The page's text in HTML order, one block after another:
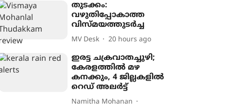
തുടക്കം:
വഴുതിപ്പോകാത്ത
വിസ്മയത്തുടർച്ച
MV Desk 20 hours ago
ഇരട്ട ചക്രവാതച്ചുഴി;
കേരളത്തിൽ മഴ
കനക്കും, 4 ജില്ലകളിൽ
റെഡ് അലർട്ട്
Namitha Mohanan